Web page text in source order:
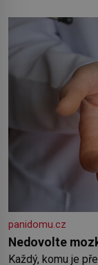
panidomu.cz
Nedovolte
Každý, komu je